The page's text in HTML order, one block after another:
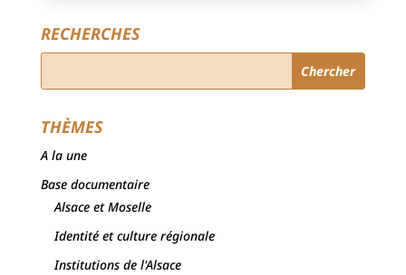
RECHERCHES
THÈMES
A la une
Base documentaire
Alsace et Moselle
Identité et culture régionale
Institutions de l'Alsace